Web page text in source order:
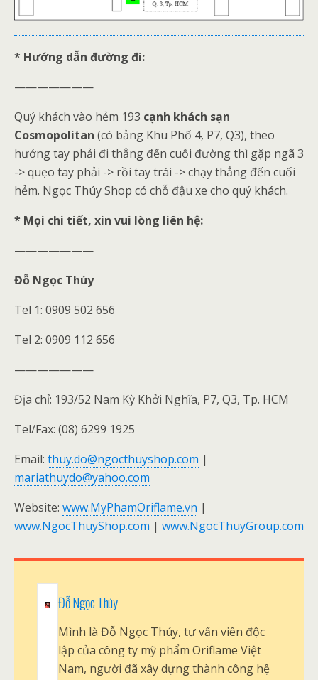
* Hướng dẫn đường đi:
———————
Quý khách vào hẻm 193 cạnh khách sạn
Cosmopolitan (có bảng Khu Phố 4, P7, Q3), theo
hướng tay phải đi thẳng đến cuối đường thì gặp ngã 3
-> quẹo tay phải -> rồi tay trái -> chạy thẳng đến cuối
hẻm. Ngọc Thúy Shop có chỗ đậu xe cho quý khách.
* Mọi chi tiết, xin vui lòng liên hệ:
———————
Đỗ Ngọc Thúy
Tel 1: 0909 502 656
Tel 2: 0909 112 656
———————
Địa chỉ: 193/52 Nam Kỳ Khởi Nghĩa, P7, Q3, Tp. HCM
Tel/Fax: (08) 6299 1925
Email: thuy.do@ngocthuyshop.com |
mariathuydo@yahoo.com
Website: www.MyPhamOriflame.vn |
www.NgocThuyShop.com | www.NgocThuyGroup.com
Đỗ Ngọc Thúy
Mình là Đỗ Ngọc Thúy, tư vấn viên độc
lập của công ty mỹ phẩm Oriflame Việt
Nam, người đã xây dựng thành công hệ